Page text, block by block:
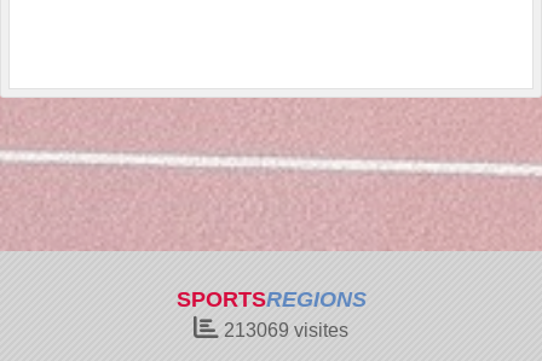
SPORTSREGIONS
213069 visites